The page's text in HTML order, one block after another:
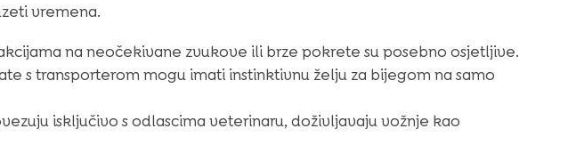
vremena.
na neočekivane zvukove ili brze pokrete su posebno osjetljive.
s transporterom mogu imati instinktivnu želju za bijegom na samo
isključivo s odlascima veterinaru, doživljavaju vožnje kao